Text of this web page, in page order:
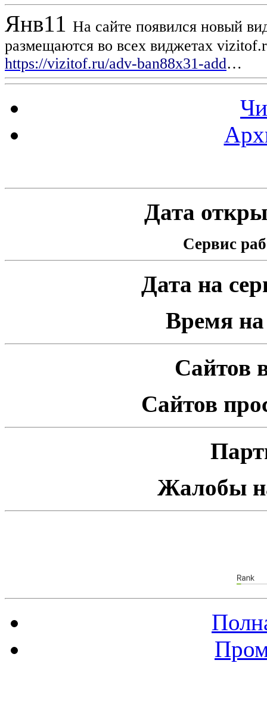
Янв11 На сайте появился новый
размещаются во всех виджетах
https://vizitof.ru/adv-ban88x31-add…
Дата
Сервис
Дата на
Время на
Сайтов
Сайтов
Жалобы